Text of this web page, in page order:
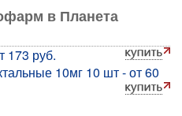
в Планета
173 руб.
10мг 10 шт - от 60